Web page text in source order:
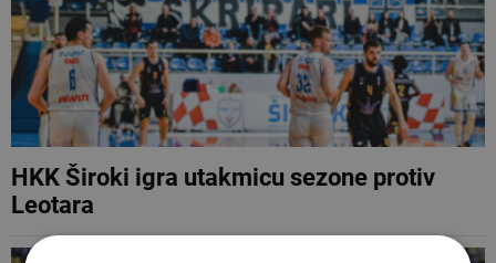
HKK Široki igra utakmicu sezone protiv
Leotara